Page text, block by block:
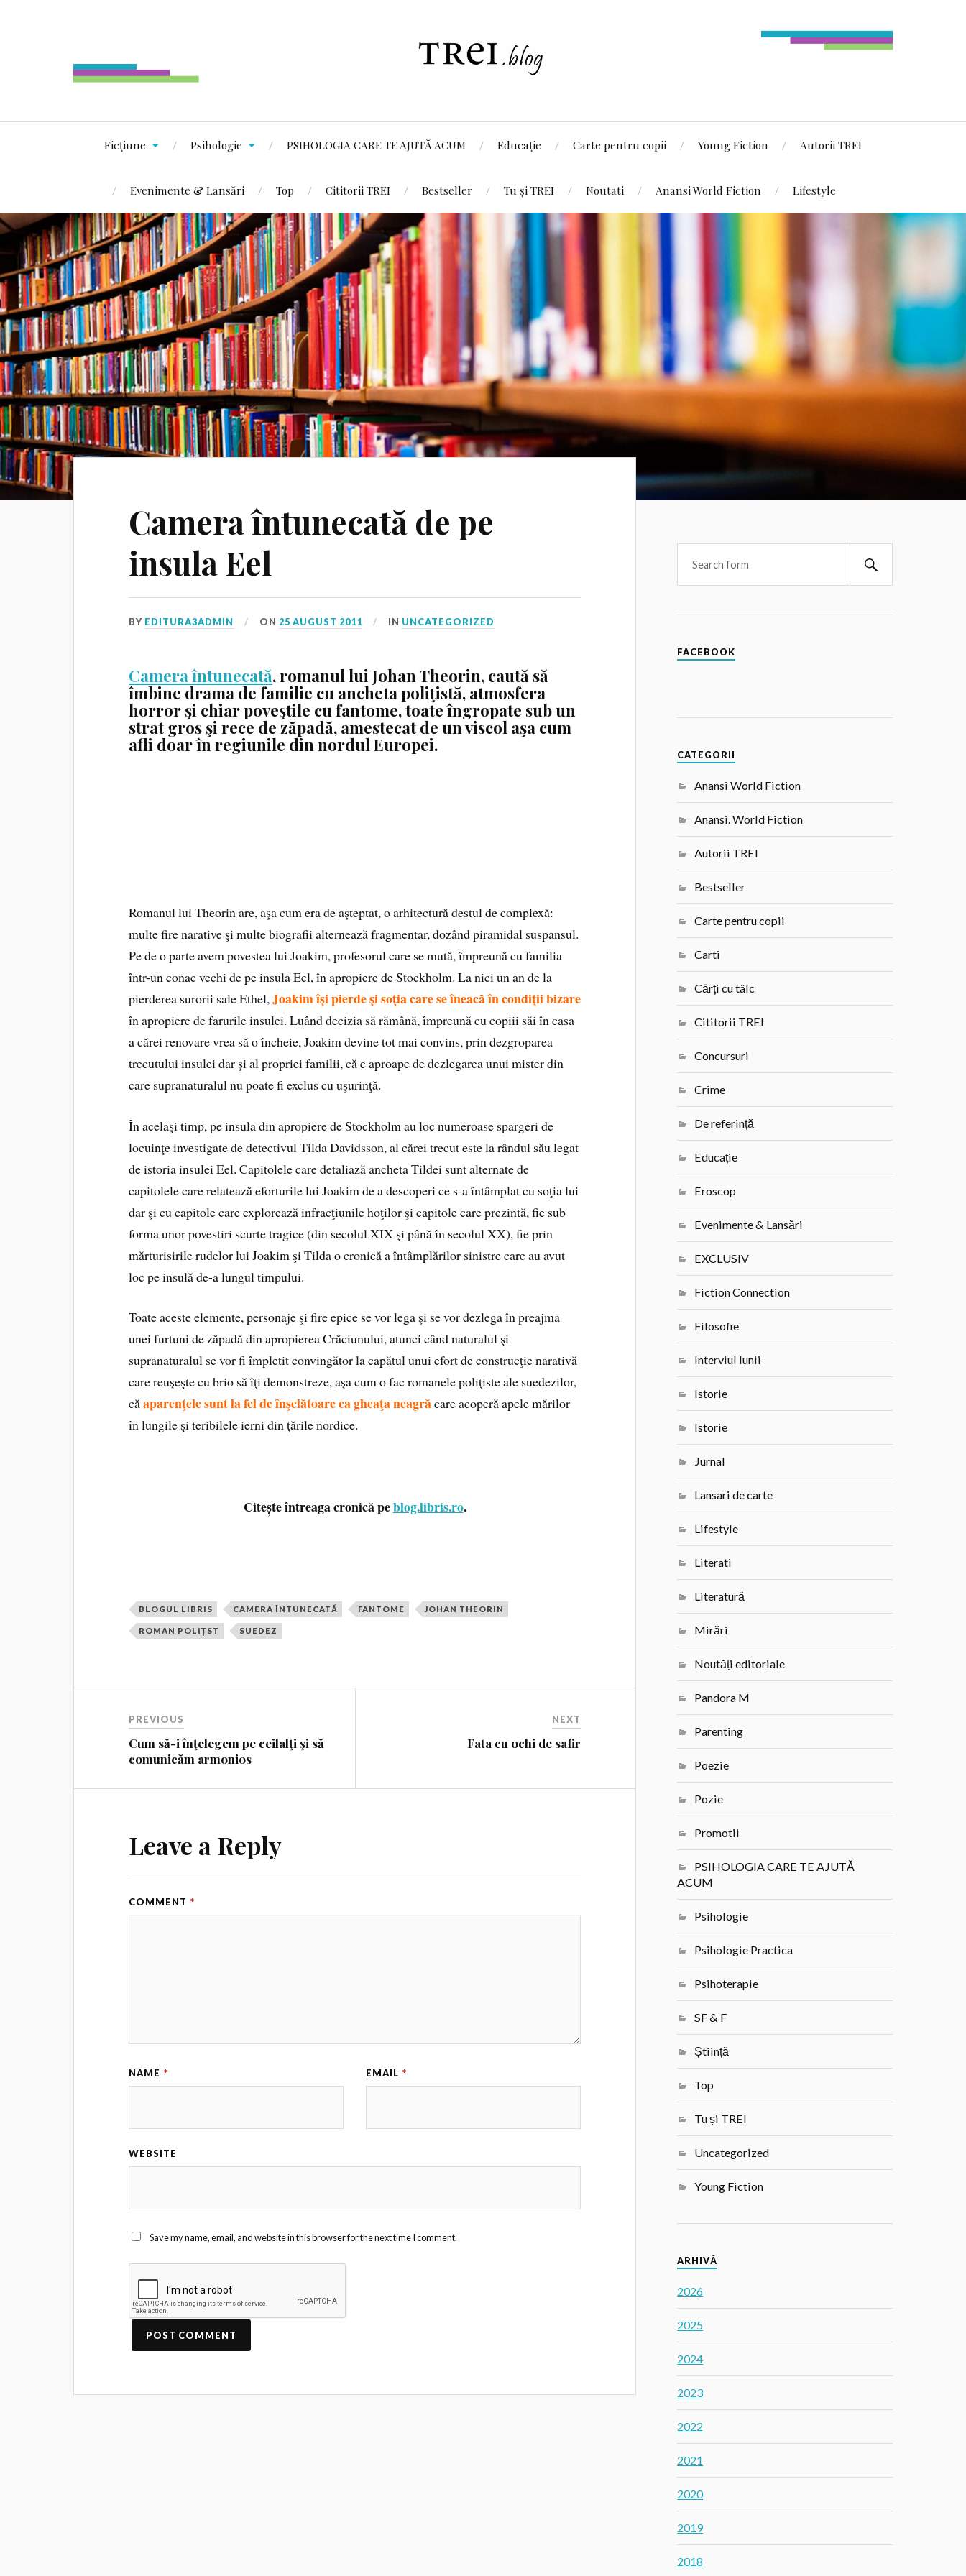
Ficțiune Psihologie PSIHOLOGIA CARE TE AJUTĂ ACUM Educație Carte pentru copii Young Fiction Autorii TREI
Evenimente & Lansări Top Cititorii TREI Bestseller Tu și TREI Noutati Anansi World Fiction Lifestyle
Camera întunecată de pe
insula Eel
BY EDITURA3ADMIN ON 25 AUGUST 2011 IN UNCATEGORIZED
Camera întunecată,romanul lui Johan Theorin, caută să
îmbine drama de familie cu ancheta poliţistă, atmosfera
horror şi chiar poveştile cu fantome, toate îngropate sub un
strat gros şi rece de zăpadă, amestecat de un viscol aşa cum
afli doar în regiunile din nordul Europei.
Romanul lui Theorin are, aşa cum era de aşteptat, o arhitectură destul de complexă:
multe fire narative şi multe biografii alternează fragmentar, dozând piramidal suspansul.
Pe de o parte avem povestea lui Joakim, profesorul care se mută, împreună cu familia
într-un conac vechi de pe insula Eel, în apropiere de Stockholm. La nici un an de la
pierderea surorii sale Ethel,Joakim îşi pierde şi soţia care se îneacă în condiţii bizare
în apropiere de farurile insulei. Luând decizia să rămână, împreună cu copiii săi în casa
a cărei renovare vrea să o încheie, Joakim devine tot mai convins, prin dezgroparea
trecutului insulei dar şi al propriei familii, că e aproape de dezlegarea unui mister din
care supranaturalul nu poate fi exclus cu uşurinţă.
În acelaşi timp, pe insula din apropiere de Stockholm au loc numeroase spargeri de
locuinţe investigate de detectivul Tilda Davidsson, al cărei trecut este la rândul său legat
de istoria insulei Eel. Capitolele care detaliază ancheta Tildei sunt alternate de
capitolele care relatează eforturile lui Joakim de a descoperi ce s-a întâmplat cu soţia lui
dar şi cu capitole care explorează infracţiunile hoţilor şi capitole care prezintă, fie sub
forma unor povestiri scurte tragice (din secolul XIX şi până în secolul XX), fie prin
mărturisirile rudelor lui Joakim şi Tilda o cronică a întâmplărilor sinistre care au avut
loc pe insulă de-a lungul timpului.
Toate aceste elemente, personaje şi fire epice se vor lega şi se vor dezlega în preajma
unei furtuni de zăpadă din apropierea Crăciunului, atunci când naturalul şi
supranaturalul se vor fi împletit convingător la capătul unui efort de construcţie narativă
care reuşeşte cu brio să îţi demonstreze, aşa cum o fac romanele poliţiste ale suedezilor,
căaparenţele sunt la fel de înşelătoare ca gheaţa neagrăcare acoperă apele mărilor
în lungile şi teribilele ierni din ţările nordice.
Citește întreaga cronică peblog.libris.ro.
BLOGUL LIBRIS CAMERA ÎNTUNECATĂ FANTOME JOHAN THEORIN
ROMAN POLIȚST SUEDEZ
PREVIOUS
Cum să-i înţelegem pe ceilalţi şi să
comunicăm armonios
NEXT
Fata cu ochi de safir
Leave a Reply
COMMENT *
NAME * EMAIL *
WEBSITE
Save my name, email, and website in this browser for the next time I comment.
FACEBOOK
CATEGORII
Anansi World Fiction
Anansi. World Fiction
Autorii TREI
Bestseller
Carte pentru copii
Carti
Cărți cu tâlc
Cititorii TREI
Concursuri
Crime
De referință
Educație
Eroscop
Evenimente & Lansări
EXCLUSIV
Fiction Connection
Filosofie
Interviul lunii
Istorie
Istorie
Jurnal
Lansari de carte
Lifestyle
Literati
Literatură
Mirări
Noutăți editoriale
Pandora M
Parenting
Poezie
Pozie
Promotii
PSIHOLOGIA CARE TE AJUTĂ
ACUM
Psihologie
Psihologie Practica
Psihoterapie
SF & F
Știință
Top
Tu și TREI
Uncategorized
Young Fiction
ARHIVĂ
2026
2025
2024
2023
2022
2021
2020
2019
2018